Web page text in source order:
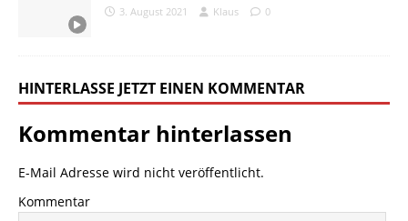
3. August 2021 Klaus 0
HINTERLASSE JETZT EINEN KOMMENTAR
Kommentar hinterlassen
E-Mail Adresse wird nicht veröffentlicht.
Kommentar